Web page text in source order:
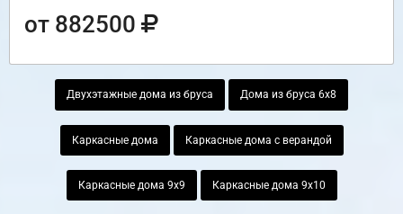
от 882500
Двухэтажные дома из бруса Дома из бруса 6х8
Каркасные дома Каркасные дома с верандой
Каркасные дома 9х9 Каркасные дома 9х10